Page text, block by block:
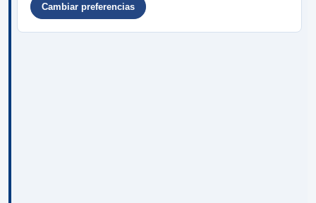
Cambiar preferencias